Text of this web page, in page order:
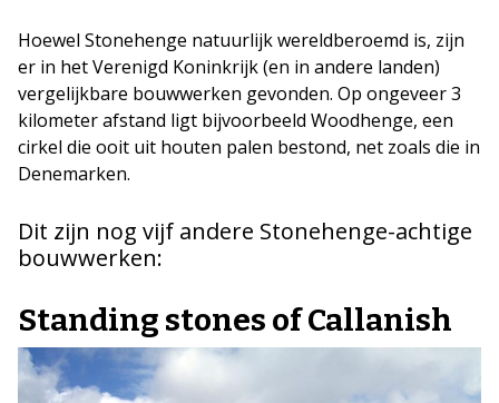
Hoewel Stonehenge natuurlijk wereldberoemd is, zijn
er in het Verenigd Koninkrijk (en in andere landen)
vergelijkbare bouwwerken gevonden. Op ongeveer 3
kilometer afstand ligt bijvoorbeeld Woodhenge, een
cirkel die ooit uit houten palen bestond, net zoals die in
Denemarken.
Dit zijn nog vijf andere Stonehenge-achtige
bouwwerken:
Standing stones of Callanish